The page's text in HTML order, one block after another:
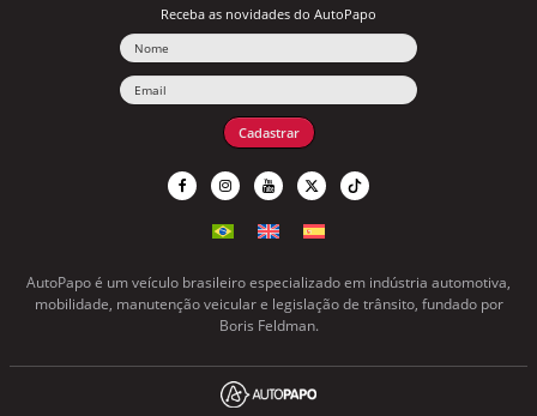
Receba as novidades do AutoPapo
Cadastrar
AutoPapo é um veículo brasileiro especializado em indústria automotiva,
mobilidade, manutenção veicular e legislação de trânsito, fundado por
Boris Feldman.